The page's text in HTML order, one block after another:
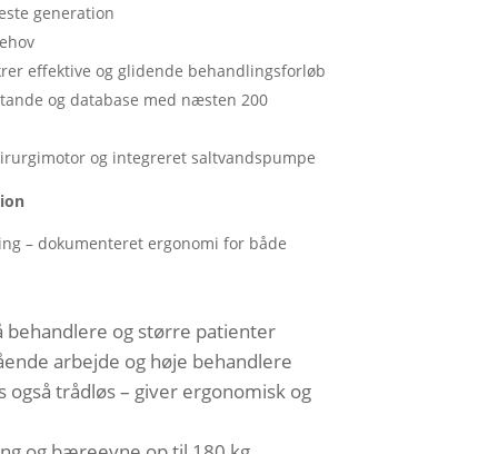
generation
effektive og glidende behandlingsforløb
og database med næsten 200
og integreret saltvands­pumpe
– dokumenteret ergonomi for både
behandlere og større patienter
arbejde og høje behandlere
trådløs – giver ergonomisk og